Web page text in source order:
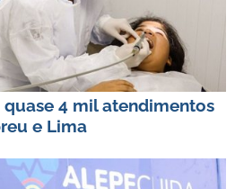
4 mil atendimentos
e Lima